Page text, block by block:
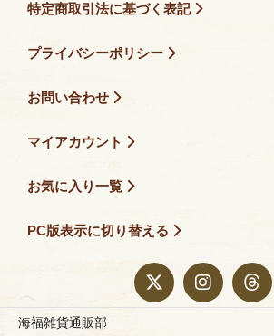
特定商取引法に基づく表記
プライバシーポリシー
お問い合わせ
マイアカウント
お気に入り一覧
PC版表示に切り替える
海福雑貨通販部